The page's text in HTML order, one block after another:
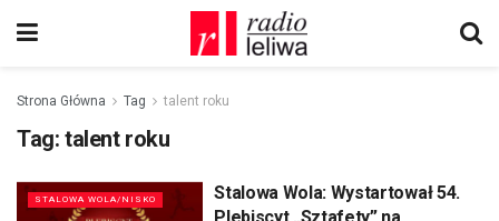
Strona Główna Tag talent roku
Tag: talent roku
STALOWA WOLA/NISKO
Stalowa Wola: Wystartował 54.